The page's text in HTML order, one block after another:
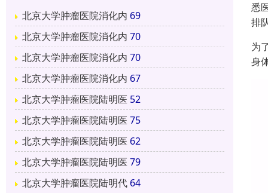
北京大学肿瘤医院消化内 69
北京大学肿瘤医院消化内 70
北京大学肿瘤医院消化内 70
北京大学肿瘤医院消化内 67
北京大学肿瘤医院陆明医 52
北京大学肿瘤医院陆明医 75
北京大学肿瘤医院陆明医 62
北京大学肿瘤医院陆明医 79
北京大学肿瘤医院陆明代 64
悉
排
为
身